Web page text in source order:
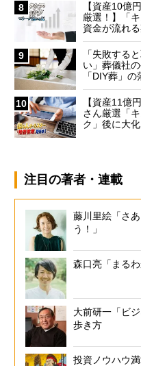
8
【資産10億
厳選！】「
資金が流れ
9
「失敗する
い」葬儀社
「DIY葬」
に…
10
【資産11億
さん厳選「
ク」後に大
注目の著者・連載
藤川里絵「さ
う！」
森口亮「まるわ
大前研一「ビ
歩き方
投資ノウハウ